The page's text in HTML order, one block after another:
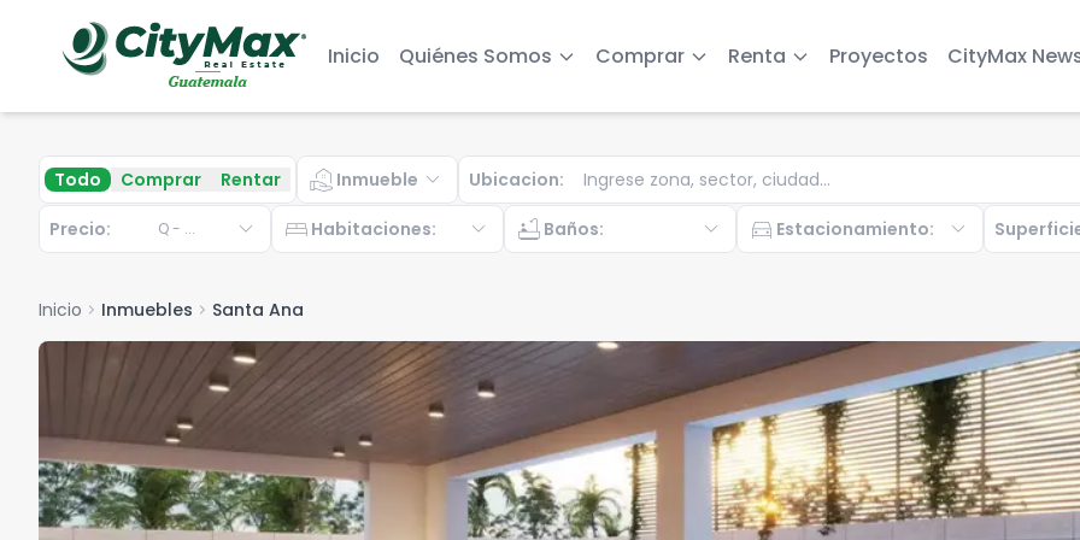
Inicio Quiénes Somos Comprar Renta Proyectos CityMax
Todo Comprar Rentar real_estate_agent Inmueble expand_more Ubicacion:
Precio: Q - ... expand_more bed Habitaciones: expand_more bathtub Baños: expand_more directions_car Estacionamiento: expand_more
Inicio chevron_right Inmuebles chevron_right Santa Ana